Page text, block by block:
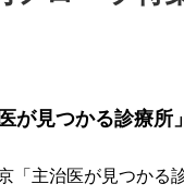
が見つかる診療所」
「主治医が見つかる